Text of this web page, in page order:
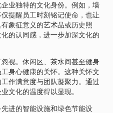
业独特的文化身份。例如，墙
提醒员工时刻铭记使命，也让
象征意义的艺术品或历史照
的认同感，进一步加深文化的
视。休闲区、茶水间甚至健身
身心健康的关怀。这种关怀文
作满意度与团队凝聚力。通过
文化的温度得以显现。
进的智能设施和绿色节能设